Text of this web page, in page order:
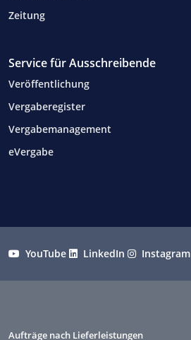
Zeitung
Service für Ausschreibende
Veröffentlichung
Vergaberegister
Vergabemanagement
eVergabe
YouTube LinkedIn Instagram
Aufträge nach Lieferleistungen